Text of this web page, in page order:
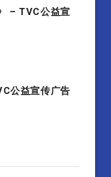
– TVC公益宣
公益宣传广告